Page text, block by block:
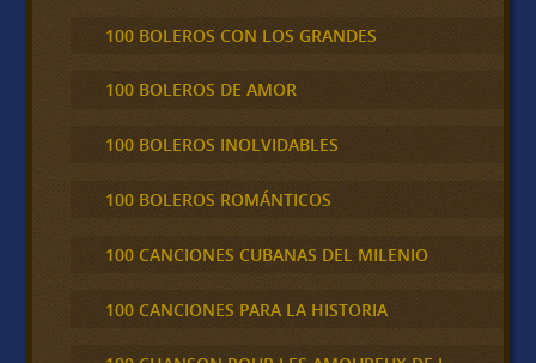
100 BOLEROS CON LOS GRANDES
100 BOLEROS DE AMOR
100 BOLEROS INOLVIDABLES
100 BOLEROS ROMÁNTICOS
100 CANCIONES CUBANAS DEL MILENIO
100 CANCIONES PARA LA HISTORIA